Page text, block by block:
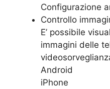
Configurazione
Controllo
E’ possibile
immagini delle
Android
iPhone